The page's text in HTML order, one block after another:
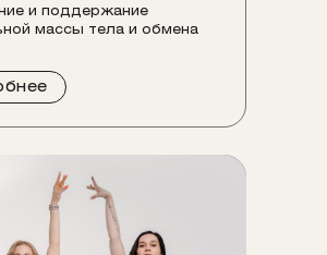
и поддержание
массы тела и обмена